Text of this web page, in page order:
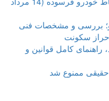
سکونت
کامل قوانین و
ممنوع شد